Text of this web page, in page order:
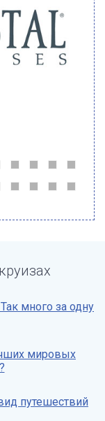
много за одну
мировых
путешествий